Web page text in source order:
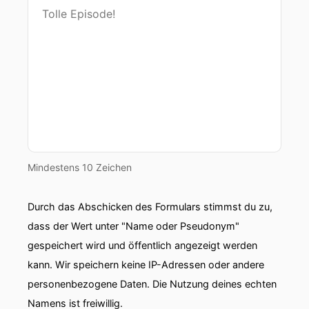
00:00:41: die Jungs geben wirklich alles darüber
00:00:55: bist!
00:00:57: Und ich
00:00:57: freue mich, dass du hier bist so weil...
Du kommst gerade frisch vom Training und das
ist für euch immer eine wahnsinnige Belastung.
Mindestens 10 Zeichen
Durch das Abschicken des Formulars stimmst du zu,
dass der Wert unter "Name oder Pseudonym"
gespeichert wird und öffentlich angezeigt werden
kann. Wir speichern keine IP-Adressen oder andere
personenbezogene Daten. Die Nutzung deines echten
Namens ist freiwillig.